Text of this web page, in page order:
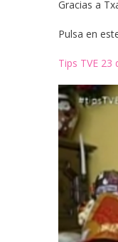
Gracias a
Pulsa en
Tips TVE 23